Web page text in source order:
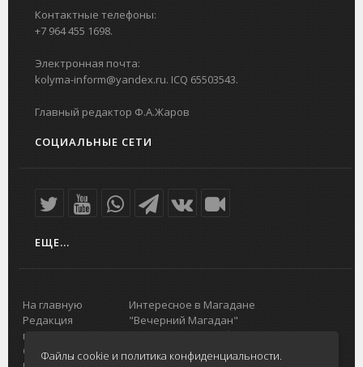
Контактные телефоны:
+7 964 455 1698.
Электронная почта:
kolyma-inform@yandex.ru. ICQ 65503543.
Главный редактор Ф.А.Жаров
СОЦИАЛЬНЫЕ СЕТИ
ЕЩЕ...
На главную
Редакция
портала
О проекте
Интересное в Магадане
"Вечерний Магадан"
Реклама
Файлы cookie и политика конфиденциальности.